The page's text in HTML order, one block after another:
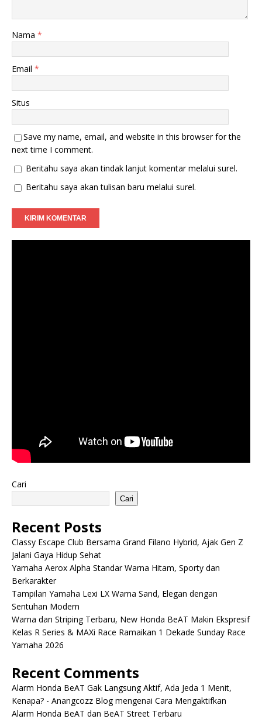
Nama *
Email *
Situs
Save my name, email, and website in this browser for the
next time I comment.
Beritahu saya akan tindak lanjut komentar melalui surel.
Beritahu saya akan tulisan baru melalui surel.
Cari
Cari
Recent Posts
Classy Escape Club Bersama Grand Filano Hybrid, Ajak Gen Z
Jalani Gaya Hidup Sehat
Yamaha Aerox Alpha Standar Warna Hitam, Sporty dan
Berkarakter
Tampilan Yamaha Lexi LX Warna Sand, Elegan dengan
Sentuhan Modern
Warna dan Striping Terbaru, New Honda BeAT Makin Ekspresif
Kelas R Series & MAXi Race Ramaikan 1 Dekade Sunday Race
Yamaha 2026
Recent Comments
Alarm Honda BeAT Gak Langsung Aktif, Ada Jeda 1 Menit,
Kenapa? - Anangcozz Blogmengenai Cara Mengaktifkan
Alarm Honda BeAT dan BeAT Street Terbaru